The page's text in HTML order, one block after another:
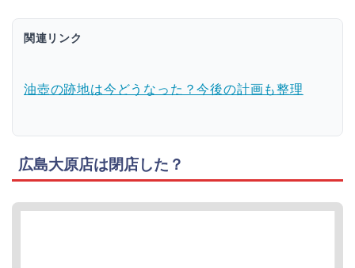
関連リンク
油壺の跡地は今どうなった？今後の計画も整理
広島大原店は閉店した？